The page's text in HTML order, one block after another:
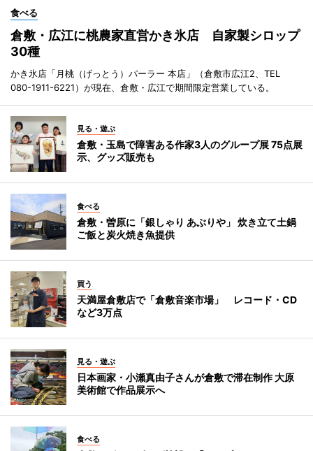
食べる
倉敷・広江に桃農家直営かき氷店 自家製シロップ
30種
かき氷店「月桃（げっとう）パーラー 本店」（倉敷市広江2、TEL
080-1911-6221）が現在、倉敷・広江で期間限定営業している。
見る・遊ぶ
倉敷・玉島で障害ある作家3人のグループ展 75点展
示、グッズ販売も
食べる
倉敷・曽原に「銀しゃり あぶりや」 炊き立て土鍋
ご飯と炭火焼き魚提供
買う
天満屋倉敷店で「倉敷音楽市場」 レコード・CD
など3万点
見る・遊ぶ
日本画家・小瀬真由子さんが倉敷で滞在制作 大原
美術館で作品展示へ
食べる